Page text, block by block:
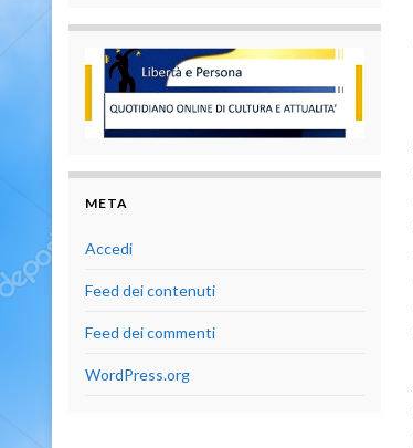
META
Accedi
Feed dei contenuti
Feed dei commenti
WordPress.org